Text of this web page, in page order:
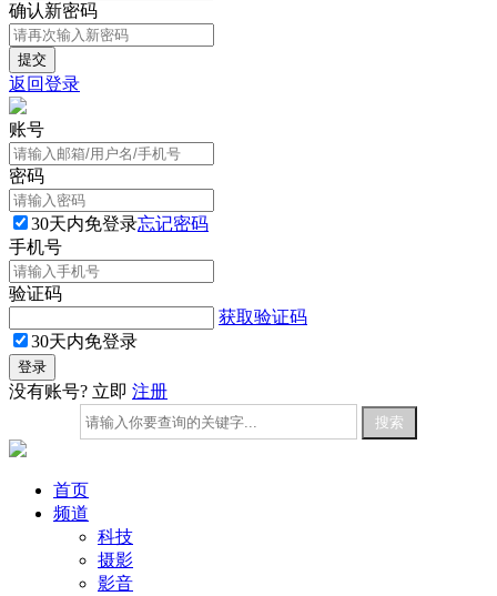
确认新密码
返回登录
账号
密码
30天内免登录忘记密码
手机号
验证码
获取验证码
30天内免登录
没有账号? 立即 注册
首页
频道
科技
摄影
影音